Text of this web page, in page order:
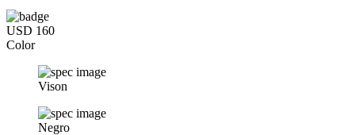
USD 160
Color
Vison
Negro